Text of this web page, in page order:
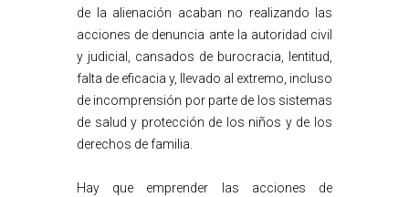
de la alienación acaban no realizando las
acciones de denuncia ante la autoridad civil
y judicial, cansados de burocracia, lentitud,
falta de eficacia y, llevado al extremo, incluso
de incomprensión por parte de los sistemas
de salud y protección de los niños y de los
derechos de familia.
Hay que emprender las acciones de